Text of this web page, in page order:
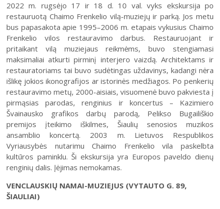
2022 m. rugsėjo 17 ir 18 d. 10 val. vyks ekskursija po
restauruotą Chaimo Frenkelio vilą-muziejų ir parką. Jos metu
bus papasakota apie 1995–2006 m. etapais vykusius Chaimo
Frenkelio vilos restauravimo darbus. Restauruojant ir
pritaikant vilą muziejaus reikmėms, buvo stengiamasi
maksimaliai atkurti pirminį interjero vaizdą. Architektams ir
restauratoriams tai buvo sudėtingas uždavinys, kadangi nėra
išlikę jokios ikonografijos ar istorinės medžiagos. Po penkerių
restauravimo metų, 2000-aisiais, visuomenė buvo pakviesta į
pirmąsias parodas, renginius ir koncertus – Kazimiero
Švainausko grafikos darbų parodą, Pelikso Bugailiškio
premijos įteikimo iškilmes, Šiaulių senosios muzikos
ansamblio koncertą. 2003 m. Lietuvos Respublikos
Vyriausybės nutarimu Chaimo Frenkelio vila paskelbta
kultūros paminklu. Ši ekskursija yra Europos paveldo dienų
renginių dalis. Įėjimas nemokamas.
VENCLAUSKIŲ NAMAI-MUZIEJUS (VYTAUTO G. 89,
ŠIAULIAI)